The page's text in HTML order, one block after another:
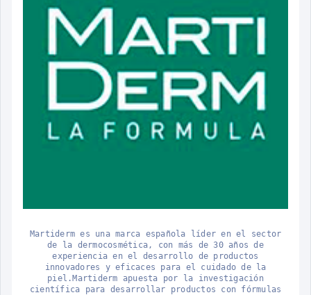
Martiderm es una marca española líder en el sector
de la dermocosmética, con más de 30 años de
experiencia en el desarrollo de productos
innovadores y eficaces para el cuidado de la
piel.Martiderm apuesta por la investigación
científica para desarrollar productos con fórmulas